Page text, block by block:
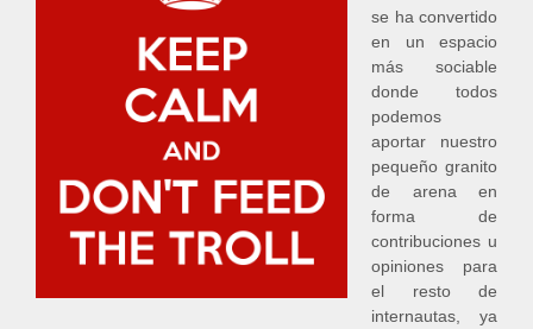
se ha convertido
en un espacio
más sociable
donde todos
podemos
aportar nuestro
pequeño granito
de arena en
forma de
contribuciones u
opiniones para
el resto de
internautas, ya